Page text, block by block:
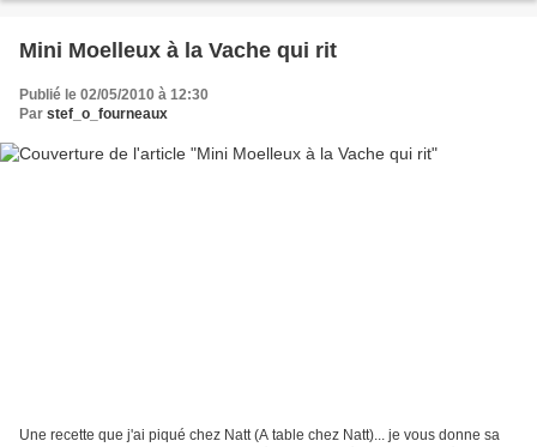
Mini Moelleux à la Vache qui rit
Publié le 02/05/2010 à 12:30
Par stef_o_fourneaux
Une recette que j'ai piqué chez Natt (A table chez Natt)... je vous donne sa